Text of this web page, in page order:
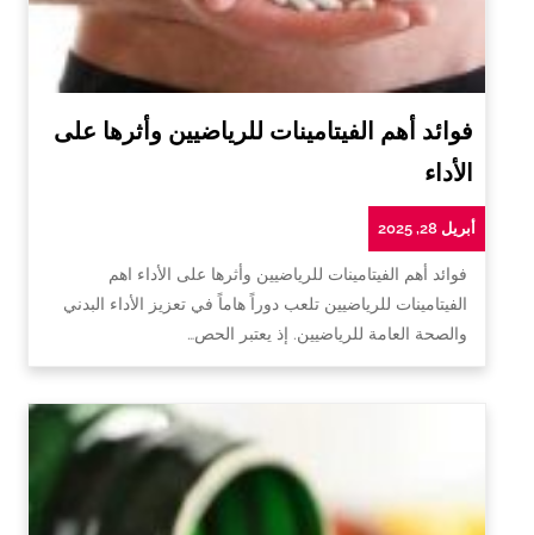
فوائد أهم الفيتامينات للرياضيين وأثرها على
الأداء
أبريل 28, 2025
فوائد أهم الفيتامينات للرياضيين وأثرها على الأداء اهم
الفيتامينات للرياضيين تلعب دوراً هاماً في تعزيز الأداء البدني
والصحة العامة للرياضيين. إذ يعتبر الحص…